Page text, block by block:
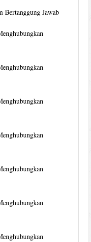
Bertanggung Jawab